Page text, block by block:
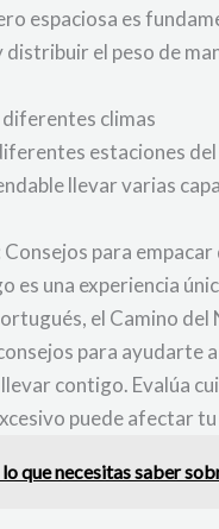
espaciosa es
el peso de
diferentes climas
estaciones
llevar varias
para
es una experiencia
el Camino
para ayudarte
contigo. Evalúa
puede afectar
que necesitas saber